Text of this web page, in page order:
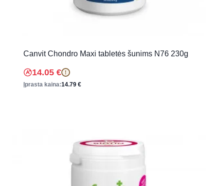
Canvit Chondro Maxi tabletės šunims N76 230g
14.05 € !
Įprasta kaina:14.79 €